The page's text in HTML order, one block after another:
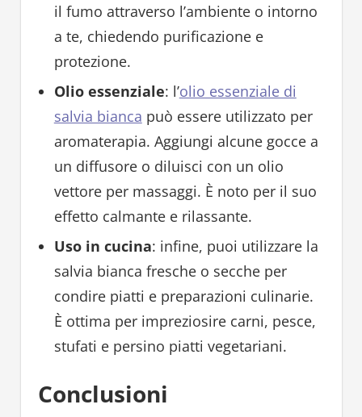
il fumo attraverso l’ambiente o intorno
a te, chiedendo purificazione e
protezione.
Olio essenziale: l’olio essenziale di
salvia bianca può essere utilizzato per
aromaterapia. Aggiungi alcune gocce a
un diffusore o diluisci con un olio
vettore per massaggi. È noto per il suo
effetto calmante e rilassante.
Uso in cucina: infine, puoi utilizzare la
salvia bianca fresche o secche per
condire piatti e preparazioni culinarie.
È ottima per impreziosire carni, pesce,
stufati e persino piatti vegetariani.
Conclusioni